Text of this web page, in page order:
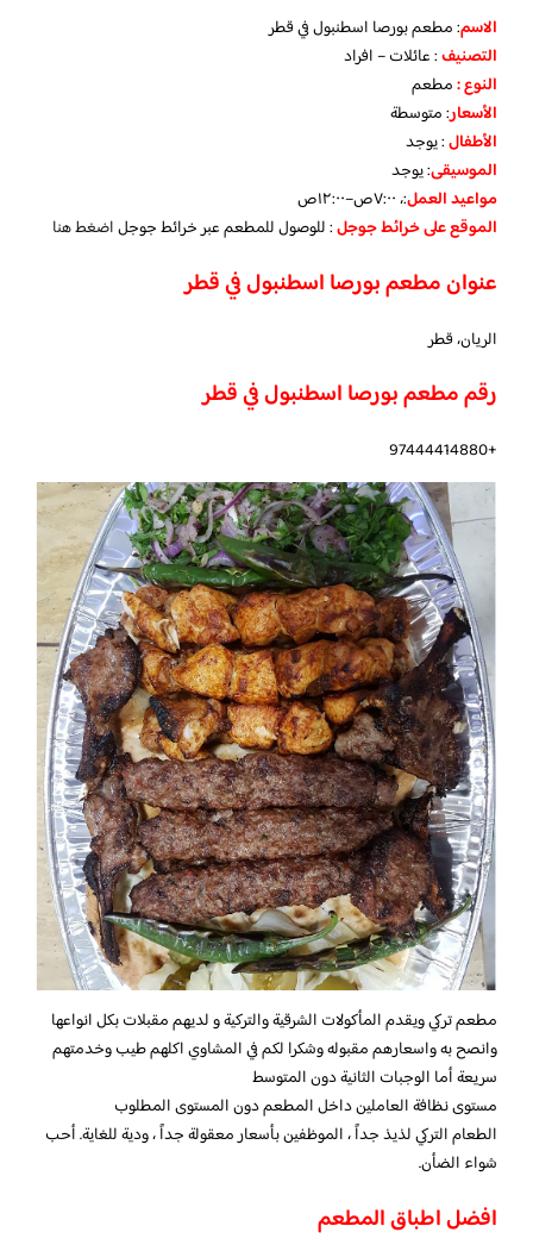
الاسم: مطعم بورصا اسطنبول في قطر
التصنيف: عائلات – افراد
النوع :مطعم
الأسعار:متوسطة
الأطفال:يوجد
الموسيقى:يوجد
مواعيد العمل:، ٧:٠٠ص–١٢:٠٠ص
الموقع على خرائط جوجل: للوصول للمطعم عبر خرائط جوجلاضغط هنا
عنوان مطعم بورصا اسطنبول في قطر
الريان، قطر
رقم مطعم بورصا اسطنبول في قطر
+97444414880
مطعم تركي ويقدم المأكولات الشرقية والتركية و لديهم مقبلات بكل انواعها
وانصح به واسعارهم مقبوله وشكرا لكم في المشاوي اكلهم طيب وخدمتهم
سريعة أما الوجبات الثانية دون المتوسط
مستوى نظافة العاملين داخل المطعم دون المستوى المطلوب
الطعام التركي لذيذ جداً ، الموظفين بأسعار معقولة جداً ، ودية للغاية. أحب
شواء الضأن.
افضل اطباق المطعم